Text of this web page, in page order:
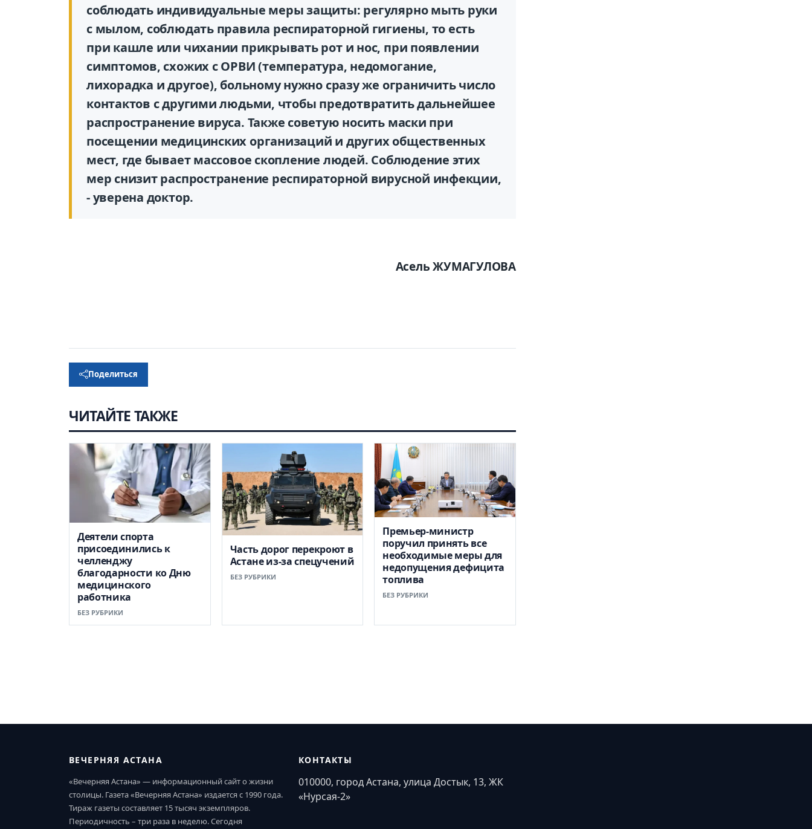
соблюдать индивидуальные меры защиты: регулярно мыть руки
с мылом, соблюдать правила респираторной гигиены, то есть
при кашле или чихании прикрывать рот и нос, при появлении
симптомов, схожих с ОРВИ (температура, недомогание,
лихорадка и другое), больному нужно сразу же ограничить число
контактов с другими людьми, чтобы предотвратить дальнейшее
распространение вируса. Также советую носить маски при
посещении медицинских организаций и других общественных
мест, где бывает массовое скопление людей. Соблюдение этих
мер снизит распространение респираторной вирусной инфекции,
- уверена доктор.
Асель ЖУМАГУЛОВА
Поделиться
ЧИТАЙТЕ ТАКЖЕ
Деятели спорта
присоединились к
челленджу
благодарности ко Дню
медицинского
работника
БЕЗ РУБРИКИ
Часть дорог перекроют в
Астане из-за спецучений
БЕЗ РУБРИКИ
Премьер-министр
поручил принять все
необходимые меры для
недопущения дефицита
топлива
БЕЗ РУБРИКИ
ВЕЧЕРНЯЯ АСТАНА
«Вечерняя Астана» — информационный сайт о жизни
столицы. Газета «Вечерняя Астана» издается с 1990 года.
Тираж газеты составляет 15 тысяч экземпляров.
Периодичность – три раза в неделю. Сегодня
КОНТАКТЫ
010000, город Астана, улица Достык, 13, ЖК
«Нурсая-2»